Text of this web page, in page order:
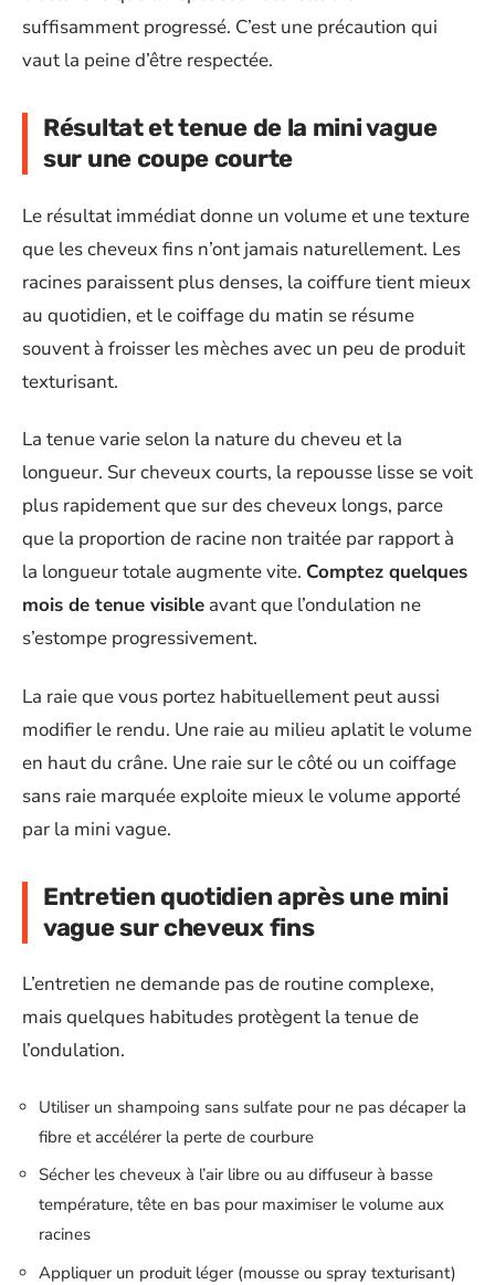
suffisamment progressé. C’est une précaution qui
vaut la peine d’être respectée.
Résultat et tenue de la mini vague
sur une coupe courte
Le résultat immédiat donne un volume et une texture
que les cheveux fins n’ont jamais naturellement. Les
racines paraissent plus denses, la coiffure tient mieux
au quotidien, et le coiffage du matin se résume
souvent à froisser les mèches avec un peu de produit
texturisant.
La tenue varie selon la nature du cheveu et la
longueur. Sur cheveux courts, la repousse lisse se voit
plus rapidement que sur des cheveux longs, parce
que la proportion de racine non traitée par rapport à
la longueur totale augmente vite. Comptez quelques
mois de tenue visible avant que l’ondulation ne
s’estompe progressivement.
La raie que vous portez habituellement peut aussi
modifier le rendu. Une raie au milieu aplatit le volume
en haut du crâne. Une raie sur le côté ou un coiffage
sans raie marquée exploite mieux le volume apporté
par la mini vague.
Entretien quotidien après une mini
vague sur cheveux fins
L’entretien ne demande pas de routine complexe,
mais quelques habitudes protègent la tenue de
l’ondulation.
Utiliser un shampoing sans sulfate pour ne pas décaper la
fibre et accélérer la perte de courbure
Sécher les cheveux à l’air libre ou au diffuseur à basse
température, tête en bas pour maximiser le volume aux
racines
Appliquer un produit léger (mousse ou spray texturisant)